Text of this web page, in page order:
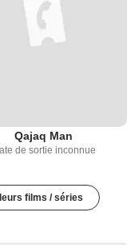
Qajaq Man
de sortie inconnue
films / séries